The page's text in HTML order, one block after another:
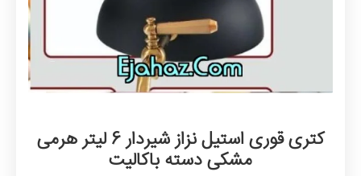
کتری قوری استیل نزاز شیردار 6 لیتر هرمی
مشکی دسته باکالیت